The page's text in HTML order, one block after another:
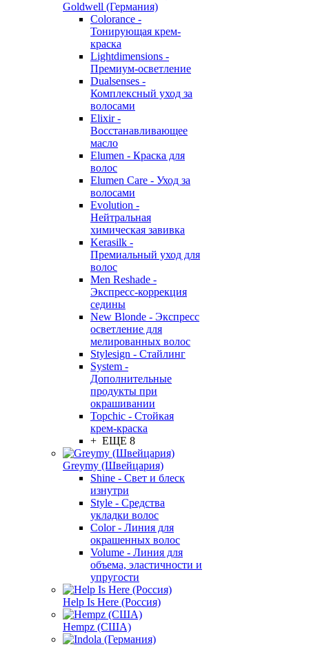
Goldwell (Германия)
Colorance -
Тонирующая крем-
краска
Lightdimensions -
Премиум-осветление
Dualsenses -
Комплексный уход за
волосами
Elixir -
Восстанавливающее
масло
Elumen - Краска для
волос
Elumen Care - Уход за
волосами
Evolution -
Нейтральная
химическая завивка
Kerasilk -
Премиальный уход для
волос
Men Reshade -
Экспресс-коррекция
седины
New Blonde - Экспресс
осветление для
мелированных волос
Stylesign - Стайлинг
System -
Дополнительные
продукты при
окрашивании
Topchic - Стойкая
крем-краска
+ ЕЩЕ 8
Greymy (Швейцария)
Shine - Свет и блеск
изнутри
Style - Средства
укладки волос
Color - Линия для
окрашенных волос
Volume - Линия для
объема, эластичности и
упругости
Help Is Here (Россия)
Hempz (США)